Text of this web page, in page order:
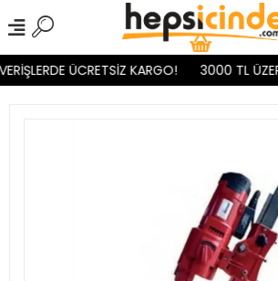
ÜCRETSİZ KARGO! 3000 TL